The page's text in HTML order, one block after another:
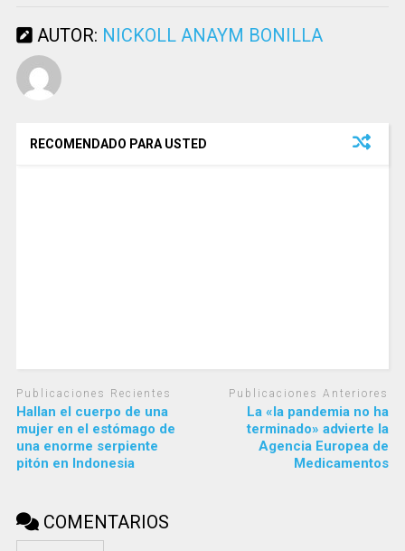
AUTOR: NICKOLL ANAYM BONILLA
RECOMENDADO PARA USTED
Publicaciones Recientes
Hallan el cuerpo de una
mujer en el estómago de
una enorme serpiente
pitón en Indonesia
Publicaciones Anteriores
La «la pandemia no ha
terminado» advierte la
Agencia Europea de
Medicamentos
COMENTARIOS